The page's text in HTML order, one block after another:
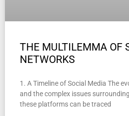
THE MULTILEMMA OF
NETWORKS
1. A Timeline of Social Media The
and the complex issues
these platforms can be traced